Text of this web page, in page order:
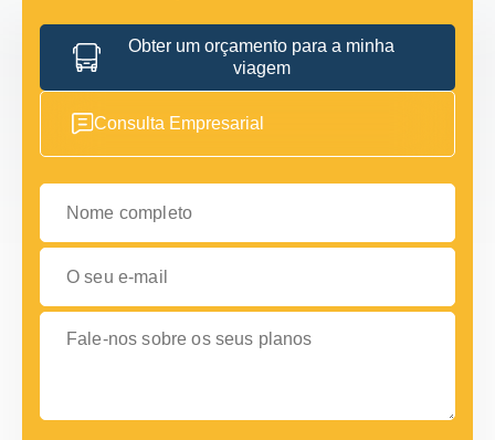
Obter um orçamento para a minha
viagem
Consulta Empresarial
Nome completo
O seu e-mail
Fale-nos sobre os seus planos